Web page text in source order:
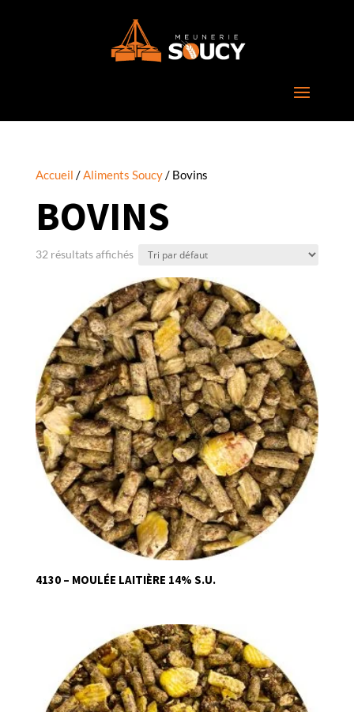
Accueil /Aliments Soucy/ Bovins
BOVINS
32 résultats affichés
4130 – MOULÉE LAITIÈRE 14% S.U.